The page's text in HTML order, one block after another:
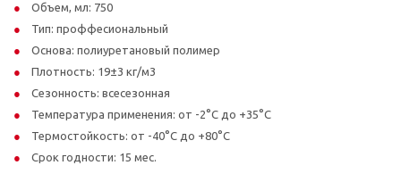
Объем, мл: 750
Тип: проффесиональный
Основа: полиуретановый полимер
Плотность: 19±3 кг/м3
Сезонность: всесезонная
Температура применения: от -2°C до +35°C
Термостойкость: от -40°C до +80°C
Срок годности: 15 мес.